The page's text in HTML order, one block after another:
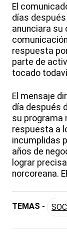
El
días
anunciara su
respuesta
parte de
tocado
El mensaje
día después
su programa
respuesta a
incumplidas
años de
lograr
norcoreana.
TEMAS -